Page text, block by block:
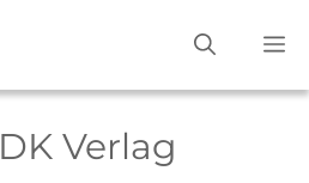
DK Verlag